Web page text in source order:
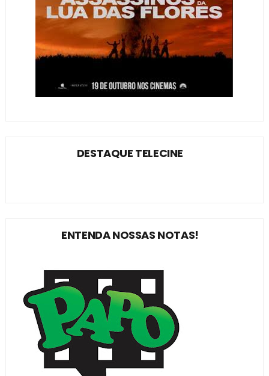
DESTAQUE TELECINE
ENTENDA NOSSAS NOTAS!